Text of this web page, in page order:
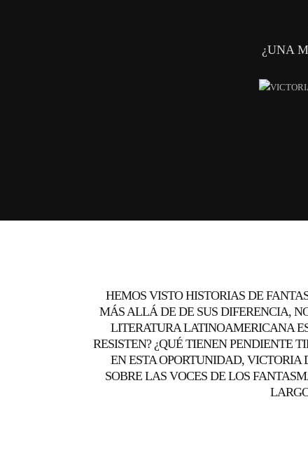
¿UNA
HEMOS VISTO HISTORIAS DE
MÁS ALLÁ DE DE SUS DIFERENCIA,
LITERATURA LATINOAMERICANA
RESISTEN? ¿QUÉ TIENEN PENDIENTE
EN ESTA OPORTUNIDAD,
SOBRE LAS VOCES DE LOS